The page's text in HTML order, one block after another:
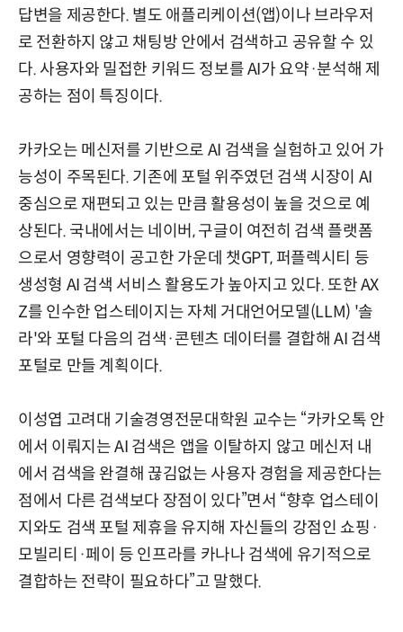
답변을 제공한다. 별도 애플리케이션(앱)이나 브라우저
로 전환하지 않고 채팅방 안에서 검색하고 공유할 수 있
다. 사용자와 밀접한 키워드 정보를 AI가 요약·분석해 제
공하는 점이 특징이다.
카카오는 메신저를 기반으로 AI 검색을 실험하고 있어 가
능성이 주목된다. 기존에 포털 위주였던 검색 시장이 AI
중심으로 재편되고 있는 만큼 활용성이 높을 것으로 예
상된다. 국내에서는 네이버, 구글이 여전히 검색 플랫폼
으로서 영향력이 공고한 가운데 챗GPT, 퍼플렉시티 등
생성형 AI 검색 서비스 활용도가 높아지고 있다. 또한 AX
Z를 인수한 업스테이지는 자체 거대언어모델(LLM) '솔
라'와 포털 다음의 검색·콘텐츠 데이터를 결합해 AI 검색
포털로 만들 계획이다.
이성엽 고려대 기술경영전문대학원 교수는 “카카오톡 안
에서 이뤄지는 AI 검색은 앱을 이탈하지 않고 메신저 내
에서 검색을 완결해 끊김없는 사용자 경험을 제공한다는
점에서 다른 검색보다 장점이 있다”면서 “향후 업스테이
지와도 검색 포털 제휴을 유지해 자신들의 강점인 쇼핑·
모빌리티·페이 등 인프라를 카나나 검색에 유기적으로
결합하는 전략이 필요하다”고 말했다.